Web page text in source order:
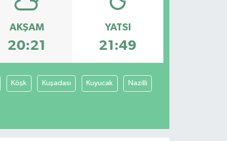
AKŞAM
20:21
YATSI
21:49
Köşk Kuşadası Kuyucak Nazilli